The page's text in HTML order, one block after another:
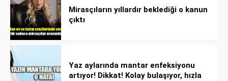
Mirasçıların yıllardır beklediği o kanun
çıktı
Yaz aylarında mantar enfeksiyonu
artıyor! Dikkat! Kolay bulaşıyor, hızla